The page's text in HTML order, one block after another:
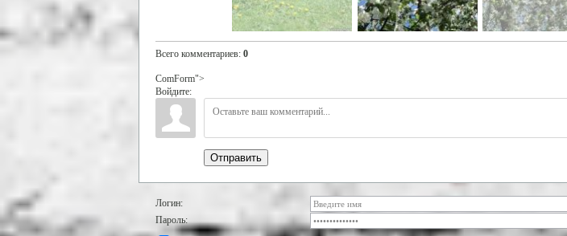
Всего комментариев: 0
ComForm">
Войдите:
Отправить
Логин:
Пароль: